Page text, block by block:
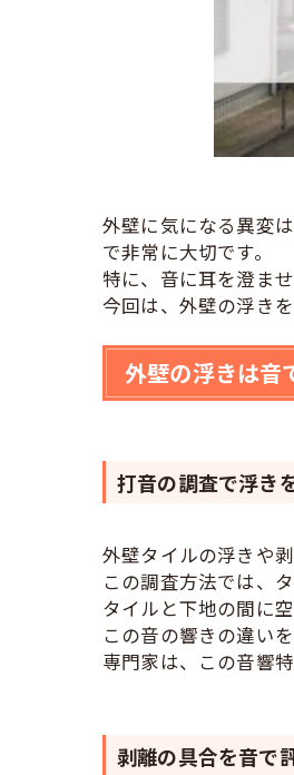
外壁に気になる異変
で非常に大切です。
特に、音に耳を澄ま
今回は、外壁の浮き
外壁の浮きは音
打音の調査で浮き
外壁タイルの浮きや
この調査方法では、
タイルと下地の間に
この音の響きの違い
専門家は、この音響
剥離の具合を音で